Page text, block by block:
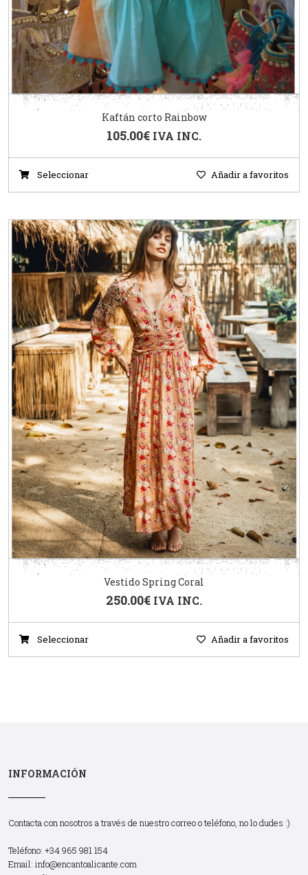
Kaftán corto Rainbow
105.00€ IVA INC.
Seleccionar Añadir a favoritos
Vestido Spring Coral
250.00€ IVA INC.
Seleccionar Añadir a favoritos
INFORMACIÓN
Contacta con nosotros a través de nuestro correo o teléfono, no lo dudes :)
Teléfono: +34 965 981 154
Email: info@encantoalicante.com